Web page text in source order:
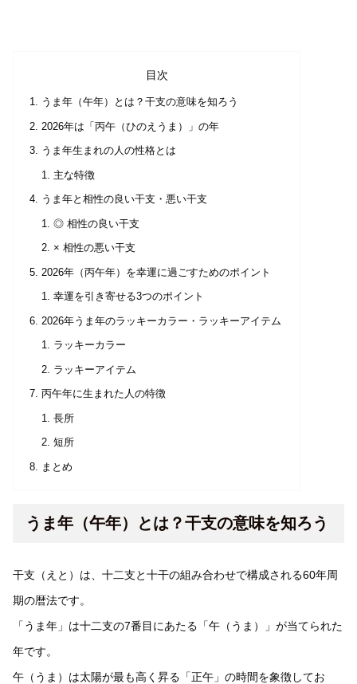
目次
うま年（午年）とは？干支の意味を知ろう
2026年は「丙午（ひのえうま）」の年
うま年生まれの人の性格とは
主な特徴
うま年と相性の良い干支・悪い干支
◎ 相性の良い干支
× 相性の悪い干支
2026年（丙午年）を幸運に過ごすためのポイント
幸運を引き寄せる3つのポイント
2026年うま年のラッキーカラー・ラッキーアイテム
ラッキーカラー
ラッキーアイテム
丙午年に生まれた人の特徴
長所
短所
まとめ
うま年（午年）とは？干支の意味を知ろう
干支（えと）は、十二支と十干の組み合わせで構成される60年周
期の暦法です。
「うま年」は十二支の7番目にあたる「午（うま）」が当てられた
年です。
午（うま）は太陽が最も高く昇る「正午」の時間を象徴してお